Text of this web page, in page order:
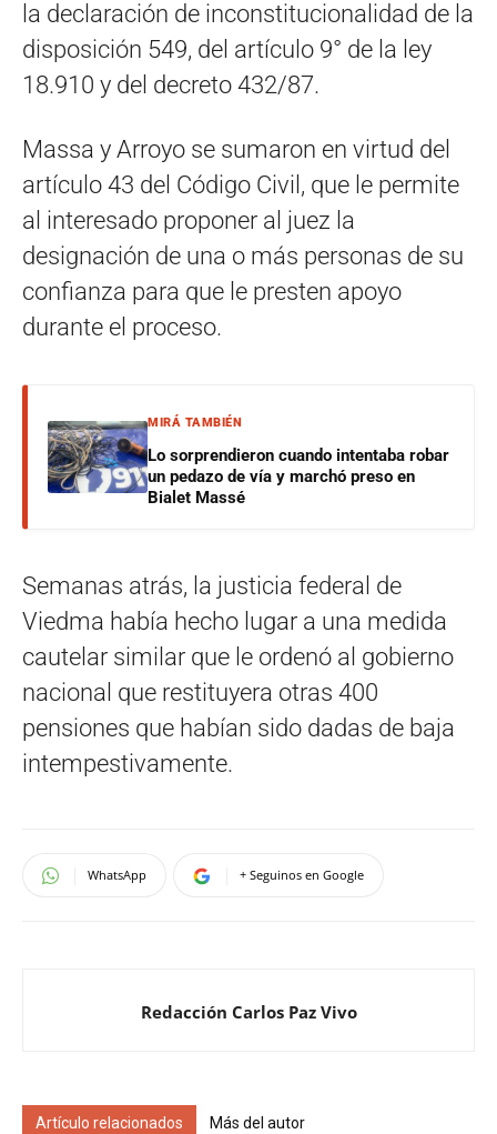
la declaración de inconstitucionalidad de la
disposición 549, del artículo 9° de la ley
18.910 y del decreto 432/87.
Massa y Arroyo se sumaron en virtud del
artículo 43 del Código Civil, que le permite
al interesado proponer al juez la
designación de una o más personas de su
confianza para que le presten apoyo
durante el proceso.
MIRÁ TAMBIÉN
Lo sorprendieron cuando intentaba robar
un pedazo de vía y marchó preso en
Bialet Massé
Semanas atrás, la justicia federal de
Viedma había hecho lugar a una medida
cautelar similar que le ordenó al gobierno
nacional que restituyera otras 400
pensiones que habían sido dadas de baja
intempestivamente.
WhatsApp + Seguinos en Google
Redacción Carlos Paz Vivo
Artículo relacionados Más del autor